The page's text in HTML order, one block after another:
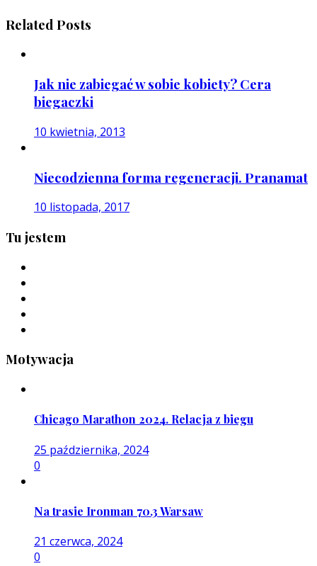
Related Posts
Jak nie zabiegać w sobie kobiety? Cera
biegaczki
10 kwietnia, 2013
Niecodzienna forma regeneracji. Pranamat
10 listopada, 2017
Tu jestem
Motywacja
Chicago Marathon 2024. Relacja z biegu
25 października, 2024
0
Na trasie Ironman 70.3 Warsaw
21 czerwca, 2024
0